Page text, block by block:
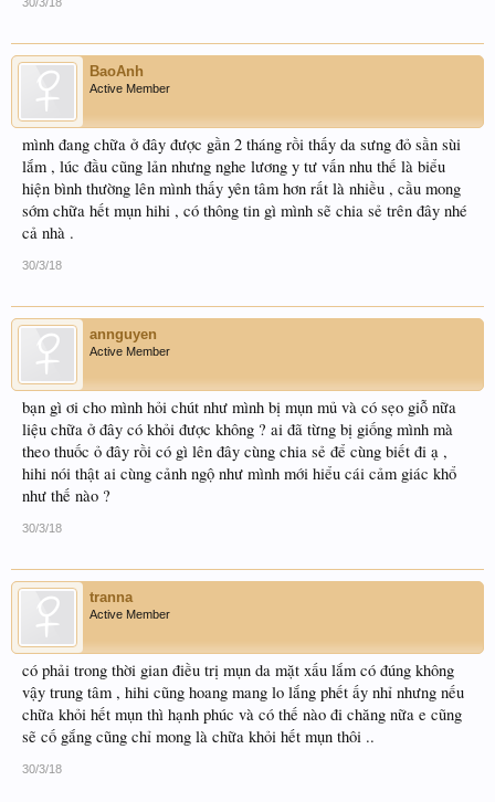
BaoAnh
Active Member
mình đang chữa ở đây được gần 2 tháng rồi thấy da sưng đỏ sần sùi
lắm , lúc đầu cũng lản nhưng nghe lương y tư vấn nhu thế là biểu
hiện bình thường lên mình thấy yên tâm hơn rất là nhiều , cầu mong
sớm chữa hết mụn hihi , có thông tin gì mình sẽ chia sẻ trên đây nhé
cả nhà .
30/3/18
annguyen
Active Member
bạn gì ơi cho mình hỏi chút như mình bị mụn mủ và có sẹo giỗ nữa
liệu chữa ở đây có khỏi được không ? ai đã từng bị giống mình mà
theo thuốc ỏ đây rồi có gì lên đây cùng chia sẻ để cùng biết đi ạ ,
hihi nói thật ai cùng cảnh ngộ như mình mới hiểu cái cảm giác khổ
như thế nào ?
30/3/18
tranna
Active Member
có phải trong thời gian điều trị mụn da mặt xấu lắm có đúng không
vậy trung tâm , hihi cũng hoang mang lo lắng phết ấy nhỉ nhưng nếu
chữa khỏi hết mụn thì hạnh phúc và có thế nào đi chăng nữa e cũng
sẽ cố gắng cũng chỉ mong là chữa khỏi hết mụn thôi ..
30/3/18